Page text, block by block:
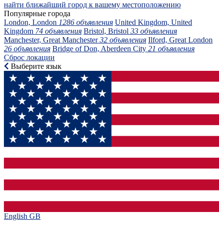
найти ближайший город к вашему местоположению
Популярные города
London, London 1286 объявления United Kingdom, United
Kingdom 74 объявления Bristol, Bristol 33 объявления
Manchester, Great Manchester32 объявления Ilford, Great London
26 объявления Bridge of Don, Aberdeen City 21 объявления
Сброс локации
Выберите язык
English GB‎